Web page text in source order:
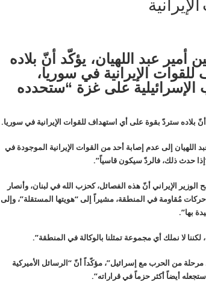
أمير عبد اللهيان، يؤكّد أنّ بلاده
الإيرانية في سوريا،
على غزة “ستحدده
أنّ بلاده ستردّ بقوة على أي استهداف للقوات الإيرانية في سوريا.
اللهيان إلى عدم إصابة أحد من القوات الإيرانية الموجودة في
حدث ذلك، فالردّ سيكون قاسياً”.
الإيراني أنّ هذه الفصائل، كحزب الله في لبنان، وأنصار
مُقاومة في المنطقة، مشيراً إلى “هويتها المستقلة”، وإلى
بها”.
لا نملك أي مجموعة تمثلنا بالوكالة في المنطقة”.
من الحرب مع إسرائيل”، مؤكّداً أنّ “الرسائل الأميركية
أيضاً أكثر حزماً في قراراته”.